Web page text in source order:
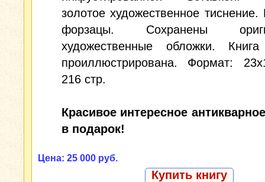
золотое художественное тиснение.
форзацы. Сохранены
художественные обложки.
проиллюстрирована. Формат:
216 стр.
Красивое интересное
в подарок!
Цена: 25 000 руб.
Купить книгу